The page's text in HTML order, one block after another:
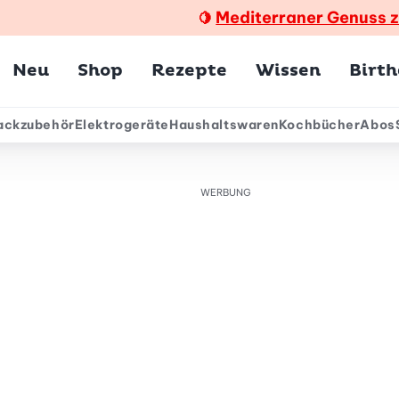
🍋 Mediterraner Genuss
Neu Shop Rezepte Wissen
ElektrogeräteHaushaltswarenKochbücherAbos
WERBUNG